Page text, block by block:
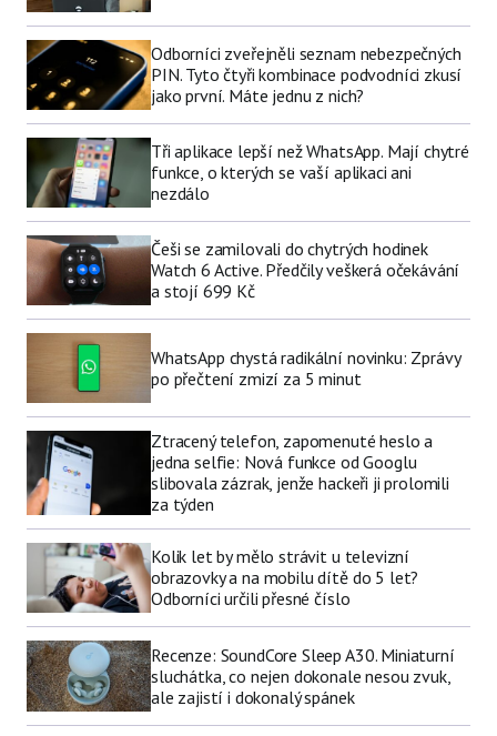
Odborníci zveřejněli seznam nebezpečných
PIN. Tyto čtyři kombinace podvodníci zkusí
jako první. Máte jednu z nich?
Tři aplikace lepší než WhatsApp. Mají chytré
funkce, o kterých se vaší aplikaci ani
nezdálo
Češi se zamilovali do chytrých hodinek
Watch 6 Active. Předčily veškerá očekávání
a stojí 699 Kč
WhatsApp chystá radikální novinku: Zprávy
po přečtení zmizí za 5 minut
Ztracený telefon, zapomenuté heslo a
jedna selfie: Nová funkce od Googlu
slibovala zázrak, jenže hackeři ji prolomili
za týden
Kolik let by mělo strávit u televizní
obrazovky a na mobilu dítě do 5 let?
Odborníci určili přesné číslo
Recenze: SoundCore Sleep A30. Miniaturní
sluchátka, co nejen dokonale nesou zvuk,
ale zajistí i dokonalý spánek